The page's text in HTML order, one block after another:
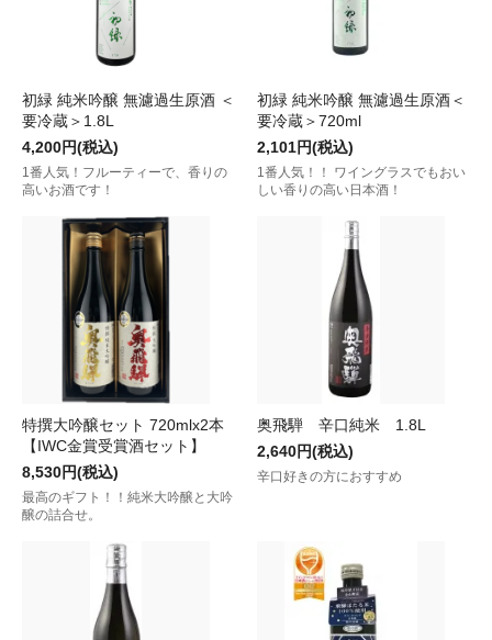
初緑 純米吟醸 無濾過生原酒 ＜
要冷蔵＞1.8L
4,200円(税込)
1番人気！フルーティーで、香りの
高いお酒です！
初緑 純米吟醸 無濾過生原酒＜
要冷蔵＞720ml
2,101円(税込)
1番人気！！ ワイングラスでもおい
しい香りの高い日本酒！
特撰大吟醸セット 720mlx2本
【IWC金賞受賞酒セット】
8,530円(税込)
最高のギフト！！純米大吟醸と大吟
醸の詰合せ。
奥飛騨 辛口純米 1.8L
2,640円(税込)
辛口好きの方におすすめ